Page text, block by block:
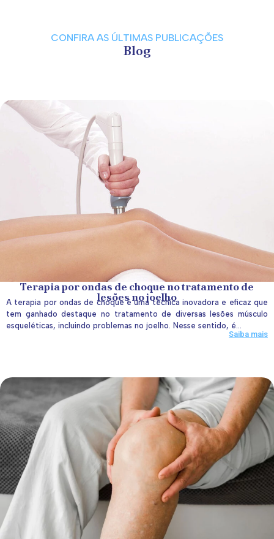
CONFIRA AS ÚLTIMAS PUBLICAÇÕES
Blog
Terapia por ondas de choque no tratamento de
lesões no joelho
A terapia por ondas de choque é uma técnica inovadora e eficaz que
tem ganhado destaque no tratamento de diversas lesões músculo
esqueléticas, incluindo problemas no joelho. Nesse sentido, é...
Saiba mais